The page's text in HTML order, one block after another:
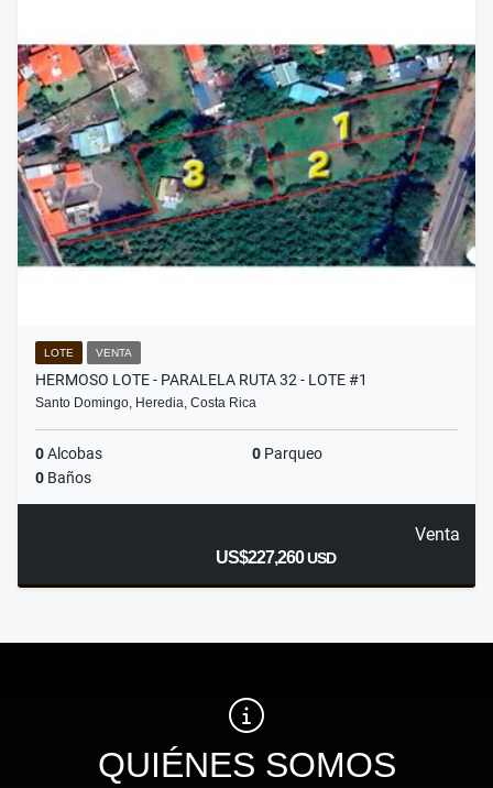
LOTE VENTA
HERMOSO LOTE - PARALELA RUTA 32 - LOTE #1
Santo Domingo, Heredia, Costa Rica
0Alcobas 0 Parqueo
0 Baños
Venta
US$227,260USD
QUIÉNES SOMOS